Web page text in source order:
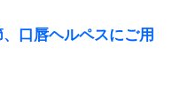
口唇ヘルペスにご用